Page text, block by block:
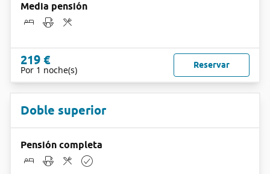
Media pensión
219 €
Por 1 noche(s) Reservar
Doble superior
Pensión completa